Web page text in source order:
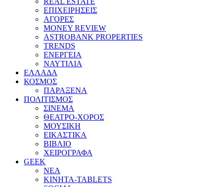
ΕΠΙΧΕΙΡΗΣΕΙΣ
ΑΓΟΡΕΣ
MONEY REVIEW
ASTROBANK PROPERTIES
TRENDS
ΕΝΕΡΓΕΙΑ
ΝΑΥΤΙΛΙΑ
ΕΛΛΑΔΑ
ΚΟΣΜΟΣ
ΠΑΡΑΞΕΝΑ
ΠΟΛΙΤΙΣΜΟΣ
ΣΙΝΕΜΑ
ΘΕΑΤΡΟ-ΧΟΡΟΣ
ΜΟΥΣΙΚΗ
ΕΙΚΑΣΤΙΚΑ
ΒΙΒΛΙΟ
ΧΕΙΡΟΓΡΑΦΑ
GEEK
ΝΕΑ
ΚΙΝΗΤΑ-TABLETS